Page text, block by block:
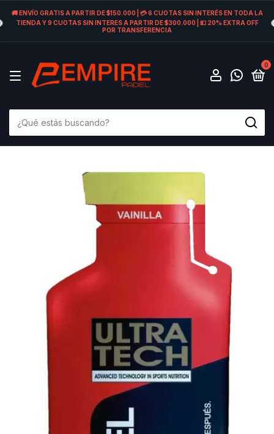
🚚 ENVÍO GRATIS A PARTIR DE $150.000 | 💳 6 CUOTAS SIN INTERÉS EN TODA LA
TIENDA Y 9 CUOTAS SIN INTERES A PARTIR DE $300.000 | 💵 20% EXTRA OFF
POR TRANSFERENCIA
0